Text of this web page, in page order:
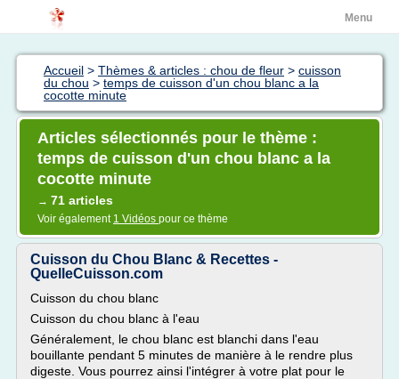
Menu
Accueil > Thèmes & articles : chou de fleur > cuisson
du chou > temps de cuisson d'un chou blanc a la
cocotte minute
Articles sélectionnés pour le thème :
temps de cuisson d'un chou blanc a la
cocotte minute
→ 71 articles
Voir également 1 Vidéos pour ce thème
Cuisson du Chou Blanc & Recettes -
QuelleCuisson.com
Cuisson du chou blanc
Cuisson du chou blanc à l'eau
Généralement, le chou blanc est blanchi dans l'eau
bouillante pendant 5 minutes de manière à le rendre plus
digeste. Vous pourrez ainsi l'intégrer à votre plat pour le